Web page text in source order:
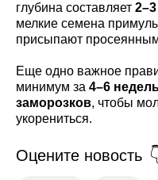
глубина составляет
мелкие семена
присыпают
Еще одно важное
минимум за 4–6
заморозков, чтобы
укорениться.
Оцените новость